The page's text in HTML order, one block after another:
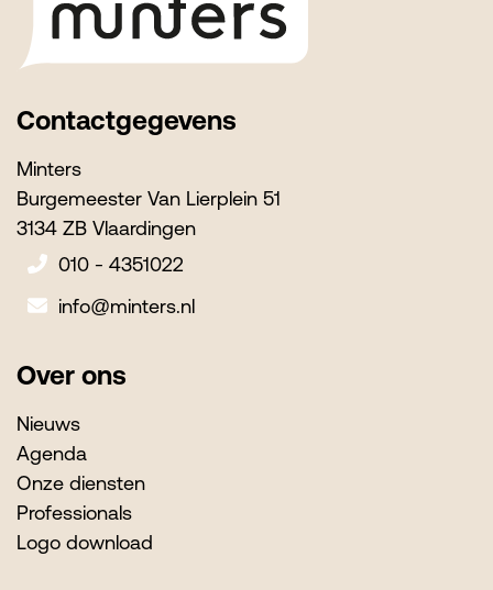
Contactgegevens
Minters
Burgemeester Van Lierplein 51
3134 ZB Vlaardingen
010 - 4351022
info@minters.nl
Over ons
Nieuws
Agenda
Onze diensten
Professionals
Logo download